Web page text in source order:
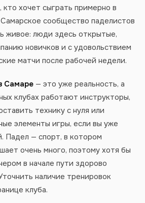
хочет сыграть примерно в
сообщество паделистов
живое: люди здесь открытые,
новичков и с удовольствием
матчи после рабочей недели.
Самаре — это уже реальность, а
клубах работают инструкторы,
технику с нуля или
элементы игры, если вы уже
Падел — спорт, в котором
очень много, поэтому хотя бы
в начале пути здорово
наличие тренировок
клуба.